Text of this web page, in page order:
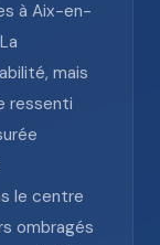
à Aix-en-
mais
ressenti
le centre
ombragés